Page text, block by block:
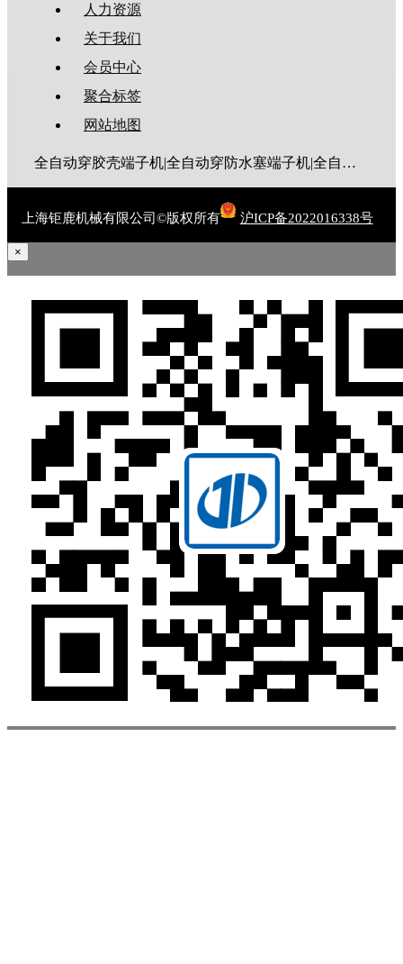
人力资源
关于我们
会员中心
聚合标签
网站地图
全自动穿胶壳端子机|全自动穿防水塞端子机|全自动穿热缩管端子机|全自动穿护套端子机|全自动穿号码管端子机|全自动端子机|全自动穿防水栓端子机|端子压着机|端子压接机|静音端子机|多芯线端子机|护套线端子机|全自动排线端子机|新能源大平方压接机|电脑剥线机|自动剥线机|裁线机|剥线机
上海钜鹿机械有限公司©版权所有 沪ICP备2022016338号
×